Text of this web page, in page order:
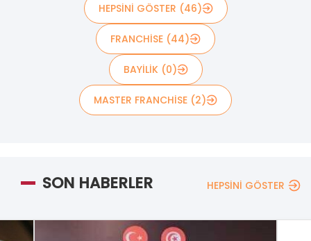
HEPSİNİ GÖSTER (46)
FRANCHISE (44)
BAYİLİK (0)
MASTER FRANCHİSE (2)
SON HABERLER HEPSİNİ GÖSTER